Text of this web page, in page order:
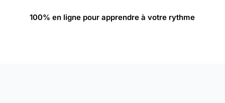
100% en ligne pour apprendre à votre rythme